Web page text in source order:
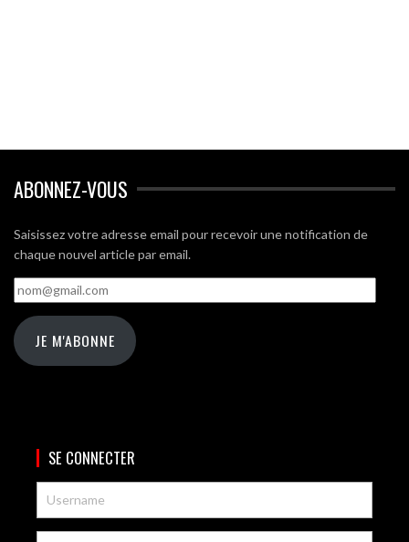
ABONNEZ-VOUS
Saisissez votre adresse email pour recevoir une notification de
chaque nouvel article par email.
nom@gmail.com
JE M'ABONNE
SE CONNECTER